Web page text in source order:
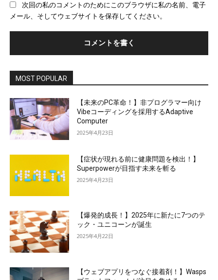
次回の私のコメントのためにこのブラウザに私の名前、電子
メール、そしてウェブサイトを保存してください。
MOST POPULAR
【未来のPC革命！】非プログラマー向け
Vibeコーディングを採用するAdaptive
Computer
2025年4月23日
【症状が現れる前に健康問題を検出！】
Superpowerが目指す未来を斬る
2025年4月23日
【爆発的成長！】2025年に新たに7つのテ
ック・ユニコーンが誕生
2025年4月22日
【ウェブアプリをつなぐ接着剤！】Wasps